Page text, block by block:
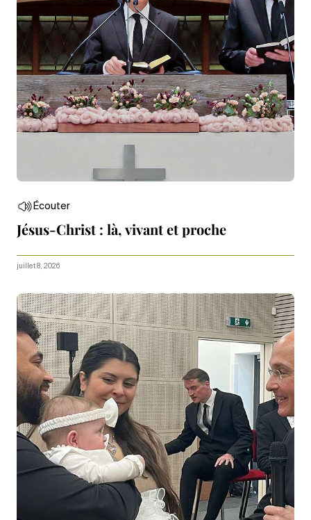
Écouter
Jésus-Christ : là, vivant et proche
juillet 8, 2026